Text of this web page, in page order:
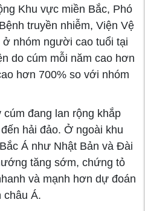
Khu vực miền Bắc, Phó
truyền nhiễm, Viện Vệ
nhóm người cao tuổi tại
do cúm mỗi năm cao hơn
hơn 700% so với nhóm
đang lan rộng khắp
hải đảo. Ở ngoài khu
Á như Nhật Bản và Đài
tăng sớm, chứng tỏ
và mạnh hơn dự đoán
châu Á.